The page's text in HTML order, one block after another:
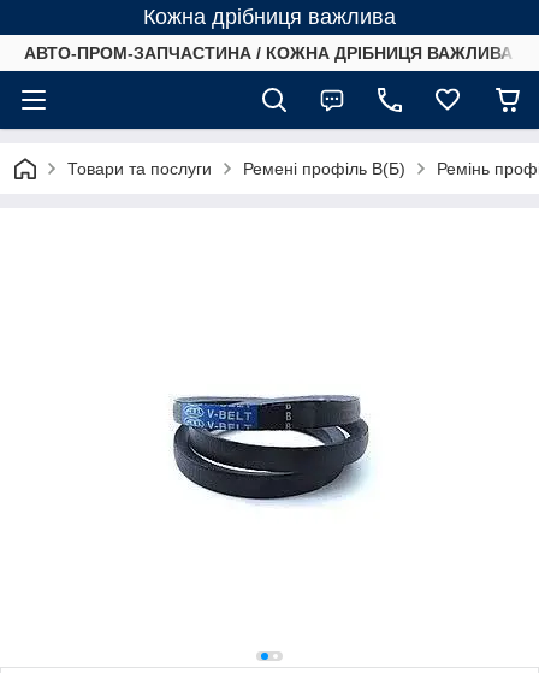
Кожна дрібниця важлива
АВТО-ПРОМ-ЗАПЧАСТИНА / КОЖНА ДРІБНИЦЯ ВАЖЛИВА /
Товари та послуги Ремені профіль B(Б) Ремінь